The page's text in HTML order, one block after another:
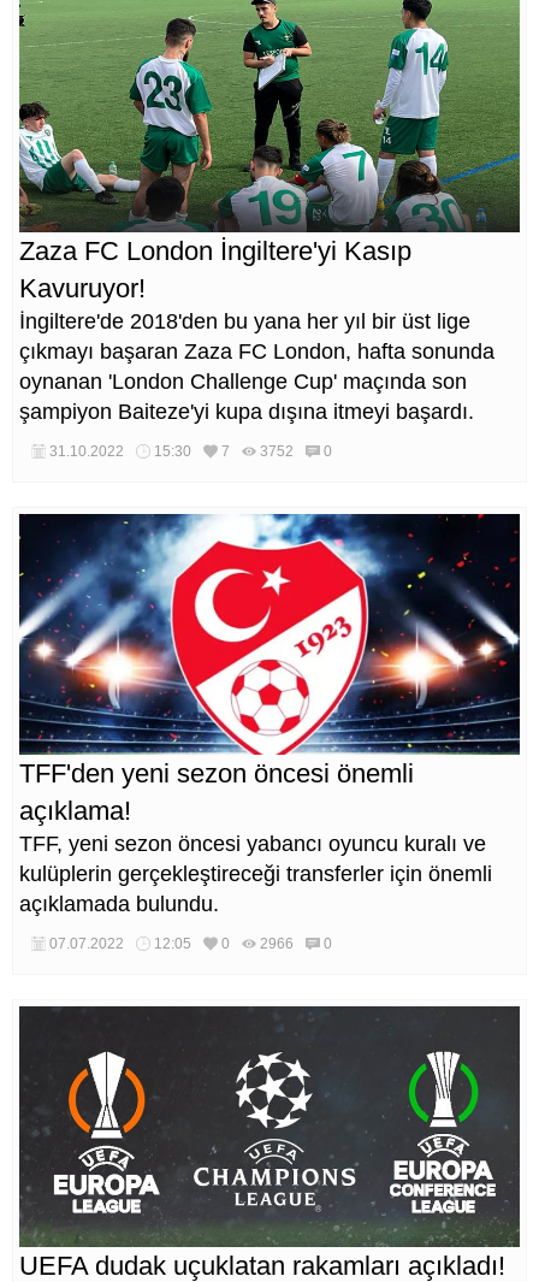
Zaza FC London İngiltere'yi Kasıp
Kavuruyor!
İngiltere'de 2018'den bu yana her yıl bir üst lige
çıkmayı başaran Zaza FC London, hafta sonunda
oynanan 'London Challenge Cup' maçında son
şampiyon Baiteze'yi kupa dışına itmeyi başardı.
31.10.2022 15:30 7 3752 0
TFF'den yeni sezon öncesi önemli
açıklama!
TFF, yeni sezon öncesi yabancı oyuncu kuralı ve
kulüplerin gerçekleştireceği transferler için önemli
açıklamada bulundu.
07.07.2022 12:05 0 2966 0
UEFA dudak uçuklatan rakamları açıkladı!